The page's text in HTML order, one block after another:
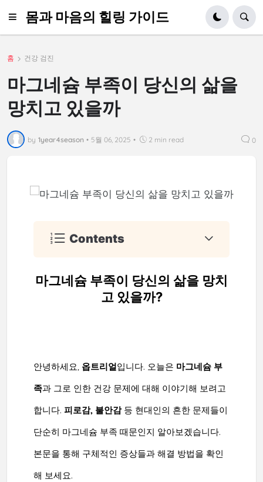
몸과 마음의 힐링 가이드
홈 건강 검진
마그네슘 부족이 당신의 삶을
망치고 있을까
by 1year4season • 5월 06, 2025 • 2 min read 0
Contents
마그네슘 부족이 당신의 삶을 망치
고 있을까?
안녕하세요, 옵트리얼입니다. 오늘은 마그네슘 부
족과 그로 인한 건강 문제에 대해 이야기해 보려고
합니다. 피로감, 불안감등 현대인의 흔한 문제들이
단순히 마그네슘 부족 때문인지 알아보겠습니다.
본문을 통해 구체적인 증상들과 해결 방법을 확인
해 보세요.